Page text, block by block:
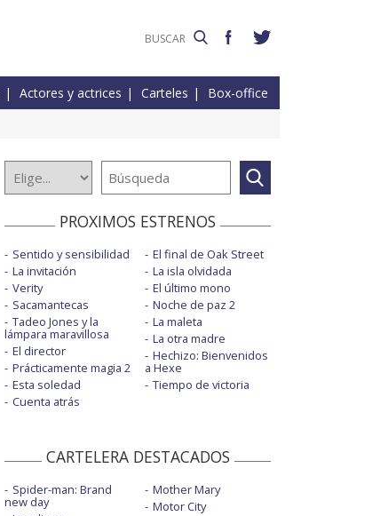
Actores y actrices Carteles Box-office
PROXIMOS ESTRENOS
Sentido y sensibilidad
La invitación
Verity
Sacamantecas
Tadeo Jones y la
lámpara maravillosa
El director
Prácticamente magia 2
Esta soledad
Cuenta atrás
El final de Oak Street
La isla olvidada
El último mono
Noche de paz 2
La maleta
La otra madre
Hechizo: Bienvenidos
a Hexe
Tiempo de victoria
CARTELERA DESTACADOS
Spider-man: Brand
new day
Mother Mary
Motor City